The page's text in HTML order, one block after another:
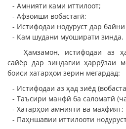
- Амнияти ками иттилоот;
- Афзоиши вобастагӣ;
- Истифодаи нодуруст дар
- Кам шудани муоширати зинда.
Ҳамзамон, истифодаи аз
сайёр дар зиндагии ҳаррӯзаи
боиси хатарҳои зерин мегардад:
- Истифодаи аз ҳад зиёд
- Таъсири манфӣ ба саломатӣ
- Хатарҳои амниятӣ ва махфият;
- Паҳншавии иттилооти